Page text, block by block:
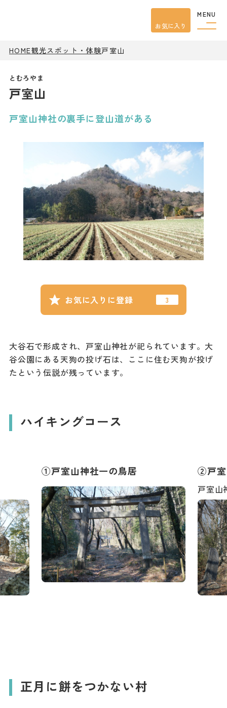
MENU
お気に入り
HOME観光スポット・体験戸室山
戸室山
お気に入りに登録
戸室山神社の裏手に登山道がある
大谷石で形成され、戸室山神社が祀られています。大
谷公園にある天狗の投げ石は、ここに住む天狗が投げ
たという伝説が残っています。
ハイキングコース
①戸室山神社一の鳥居 ②戸室
戸室山
正月に餅をつかない村
イベント
宿泊
アクセス
ピックアップ
はじめての宇都宮
宇都宮市民ライター
記事
市民がおすすめ！餃
子店
撮影支援・
MICE
フィルムコミ
ッション
Languag
お問い合わせ